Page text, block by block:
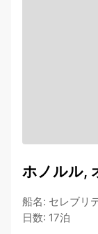
ホノルル,
船名: セレブリ
日数: 17泊